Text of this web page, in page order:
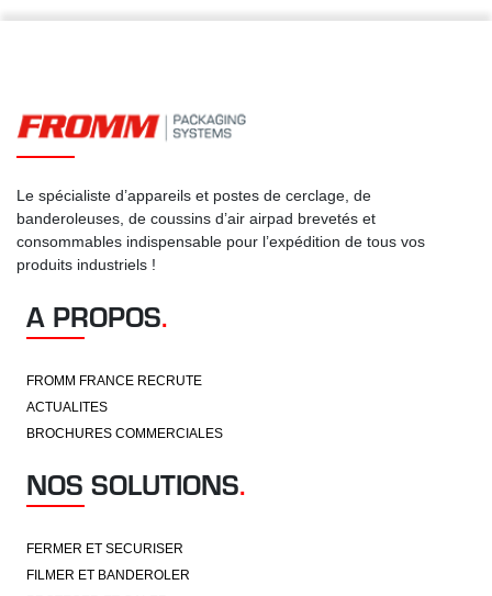
Le spécialiste d’appareils et postes de cerclage, de
banderoleuses, de coussins d’air airpad brevetés et
consommables indispensable pour l’expédition de tous vos
produits industriels !
A PROPOS.
FROMM FRANCE RECRUTE
ACTUALITES
BROCHURES COMMERCIALES
NOS SOLUTIONS.
FERMER ET SECURISER
FILMER ET BANDEROLER